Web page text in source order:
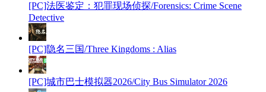
[PC]法医鉴定：犯罪现场侦探/Forensics: Crime Scene
Detective
[PC]隐名三国/Three Kingdoms : Alias
[PC]城市巴士模拟器2026/City Bus Simulator 2026